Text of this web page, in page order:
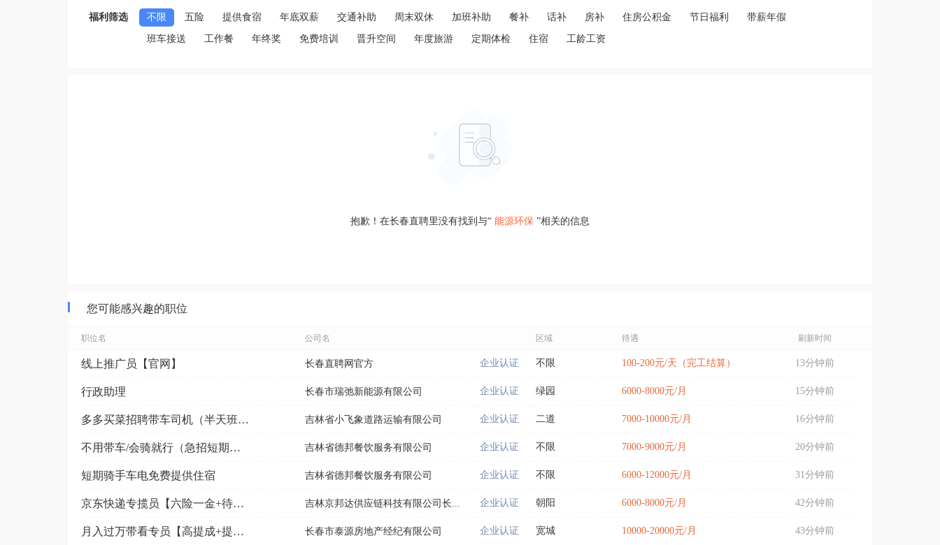
福利筛选 不限 五险 提供食宿 年底双薪 交通补助 周末双休 加班补助 餐补 话补 房补 住房公积金 节日福利 带薪年假
班车接送 工作餐 年终奖 免费培训 晋升空间 年度旅游 定期体检 住宿 工龄工资
抱歉！在长春直聘里没有找到与“ 能源环保 ”相关的信息
您可能感兴趣的职位
职位名 公司名 区域 待遇 刷新时间
线上推广员【官网】 长春直聘网官方 企业认证 不限 100-200元/天（完工结算） 13分钟前
行政助理 长春市瑞弛新能源有限公司 企业认证 绿园 6000-8000元/月 15分钟前
多多买菜招聘带车司机（半天班+电话沟通） 吉林省小飞象道路运输有限公司 企业认证 二道 7000-10000元/月 16分钟前
不用带车/会骑就行（急招短期骑手） 吉林省德邦餐饮服务有限公司 企业认证 不限 7000-9000元/月 20分钟前
短期骑手车电免费提供住宿 吉林省德邦餐饮服务有限公司 企业认证 不限 6000-12000元/月 31分钟前
京东快递专揽员【六险一金+待遇好+高薪资8000+】 吉林京邦达供应链科技有限公司长... 企业认证 朝阳 6000-8000元/月 42分钟前
月入过万带看专员【高提成+提供食宿】 长春市泰源房地产经纪有限公司 企业认证 宽城 10000-20000元/月 43分钟前